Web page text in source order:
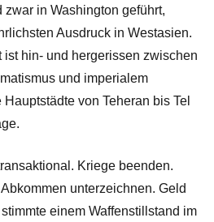
in Washington geführt,
Ausdruck in Westasien.
ist hin- und hergerissen zwischen
und imperialem
von Teheran bis Tel
Kriege beenden.
unterzeichnen. Geld
einem Waffenstillstand im